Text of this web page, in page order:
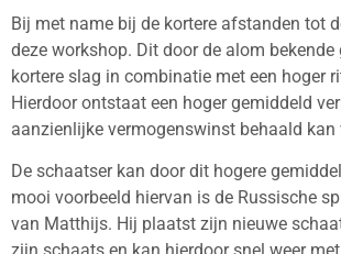
Bij met name bij de kortere afstanden tot
deze workshop. Dit door de alom
kortere slag in combinatie met een hoger
Hierdoor ontstaat een hoger gemiddeld
aanzienlijke vermogenswinst behaald kan
De schaatser kan door dit hogere
mooi voorbeeld hiervan is de Russische
van Matthijs. Hij plaatst zijn nieuwe